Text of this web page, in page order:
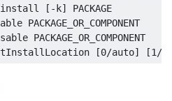
[-k] PACKAGE
PACKAGE_OR_COMPONENT
PACKAGE_OR_COMPONENT